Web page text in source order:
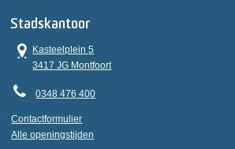
Stadskantoor
Kasteelplein 5
3417 JG Montfoort
0348 476 400
Contactformulier
Alle openingstijden